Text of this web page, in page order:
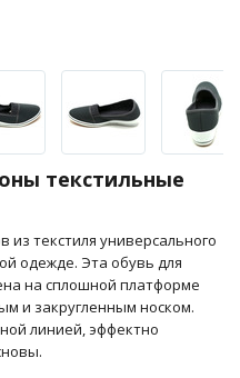
текстильные
текстиля универсального
одежде. Эта обувь для
на сплошной платформе
и закругленным носком.
линией, эффектно